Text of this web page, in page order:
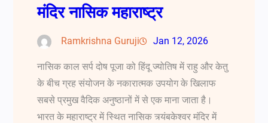
मंदिर नासिक महाराष्ट्र
Ramkrishna Guruji Jan 12, 2026
नासिक काल सर्प दोष पूजा को हिंदू ज्योतिष में राहु और केतु
के बीच ग्रह संयोजन के नकारात्मक उपयोग के खिलाफ
सबसे प्रमुख वैदिक अनुष्ठानों में से एक माना जाता है।
भारत के महाराष्ट्र में स्थित नासिक त्र्यंबकेश्वर मंदिर में